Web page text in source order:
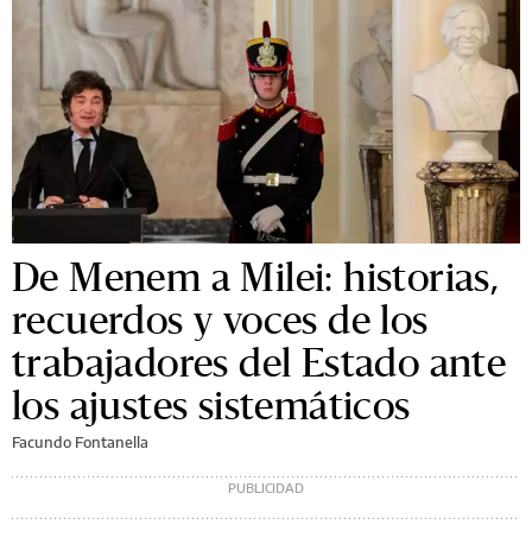
De Menem a Milei: historias,
recuerdos y voces de los
trabajadores del Estado ante
los ajustes sistemáticos
Facundo Fontanella